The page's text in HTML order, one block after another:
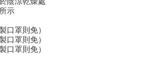
示
口罩則免）
口罩則免）
口罩則免）